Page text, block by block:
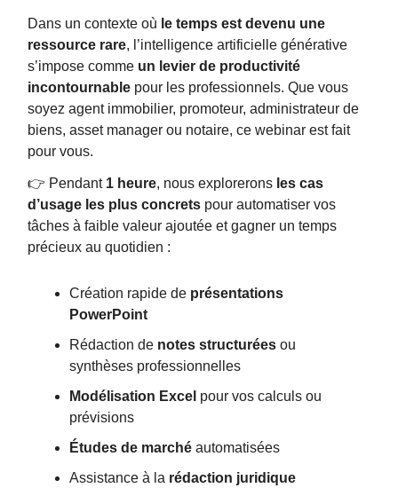
Dans un contexte où le temps est devenu une
ressource rare, l’intelligence artificielle générative
s’impose comme un levier de productivité
incontournable pour les professionnels. Que vous
soyez agent immobilier, promoteur, administrateur de
biens, asset manager ou notaire, ce webinar est fait
pour vous.
👉 Pendant 1 heure, nous explorerons les cas
d’usage les plus concrets pour automatiser vos
tâches à faible valeur ajoutée et gagner un temps
précieux au quotidien :
Création rapide de présentations
PowerPoint
Rédaction de notes structurées ou
synthèses professionnelles
Modélisation Excel pour vos calculs ou
prévisions
Études de marché automatisées
Assistance à la rédaction juridique